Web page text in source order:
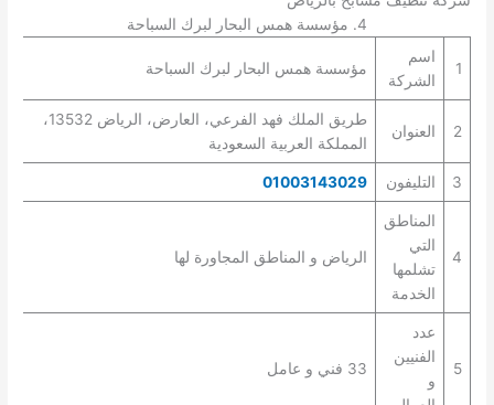
4. مؤسسة همس البحار لبرك السباحة
1
اسم
الشركة
مؤسسة همس البحار لبرك السباحة
2 العنوان
طريق الملك فهد الفرعي، العارض، الرياض 13532،
المملكة العربية السعودية
3 التليفون 01003143029
4
المناطق
التي
تشلمها
الخدمة
الرياض و المناطق المجاورة لها
5
عدد
الفنيين
و
33 فني و عامل